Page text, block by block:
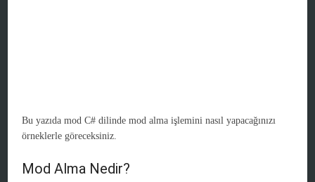
Bu yazıda mod C# dilinde mod alma işlemini nasıl yapacağınızı
örneklerle göreceksiniz.
Mod Alma Nedir?